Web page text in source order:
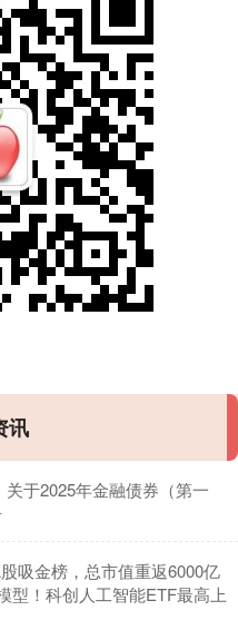
讯
于2025年金融债券（第一
吸金榜，总市值重返6000亿
型！科创人工智能ETF最高上